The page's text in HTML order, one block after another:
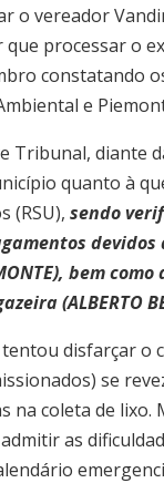
o vereador
processar o
constatando
e
Tribunal, diante
quanto à
(RSU), sendo
devidos
bem
(ALBERTO
disfarçar o
se
na coleta de
as